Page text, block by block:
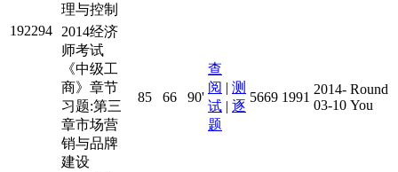
理与控制
192294
2014经济
师考试
《中级工
商》章节
习题:第三
章市场营
销与品牌
建设
85 66 90'
查
阅 | 测
试 | 逐
题
5669 1991
2014-
03-10
Round
You